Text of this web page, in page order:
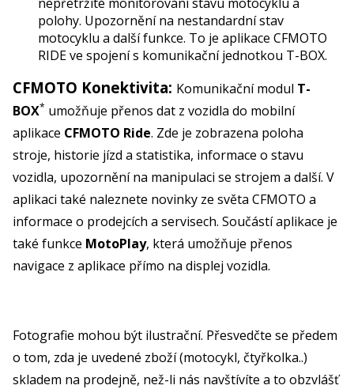
polohy. Upozornění na nestandardní stav
motocyklu a další funkce. To je aplikace CFMOTO
RIDE ve spojení s komunikační jednotkou T-BOX.
CFMOTO Konektivita: Komunikační modul T-
BOX* umožňuje přenos dat z vozidla do mobilní
aplikace CFMOTO Ride. Zde je zobrazena poloha
stroje, historie jízd a statistika, informace o stavu
vozidla, upozornění na manipulaci se strojem a další. V
aplikaci také naleznete novinky ze světa CFMOTO a
informace o prodejcích a servisech. Součástí aplikace je
také funkce MotoPlay, která umožňuje přenos
navigace z aplikace přímo na displej vozidla.
Fotografie mohou být ilustrační. Přesvedčte se předem
o tom, zda je uvedené zboží (motocykl, čtyřkolka..)
skladem na prodejně, než-li nás navštívíte a to obzvlášť